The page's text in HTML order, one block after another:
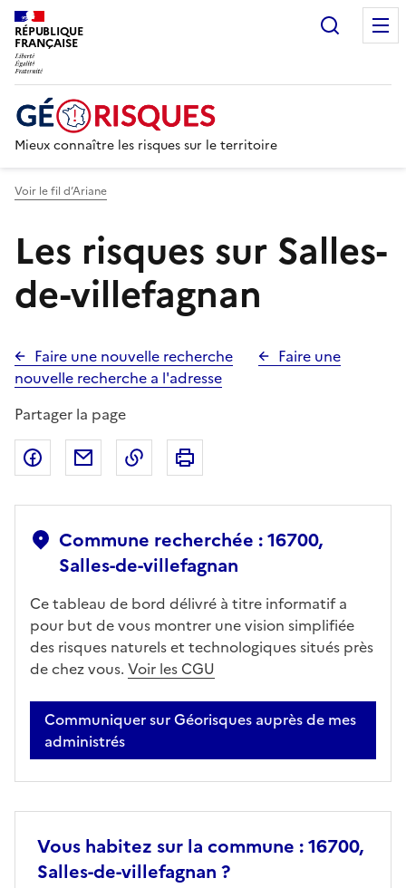
RÉPUBLIQUE
FRANÇAISE
Mieux connaître les risques sur le territoire
Voir le fil d’Ariane
Les risques sur Salles-
de-villefagnan
Faire une nouvelle recherche
Faire une
nouvelle recherche a l'adresse
Partager la page
Partager sur Facebook
Partager par emailCopier dans le presse-papier
Commune recherchée : 16700,
Salles-de-villefagnan
Ce tableau de bord délivré à titre informatif a
pour but de vous montrer une vision simplifiée
des risques naturels et technologiques situés près
de chez vous. Voir les CGU
Communiquer sur Géorisques auprès de mes
administrés
Vous habitez sur la commune : 16700,
Salles-de-villefagnan ?